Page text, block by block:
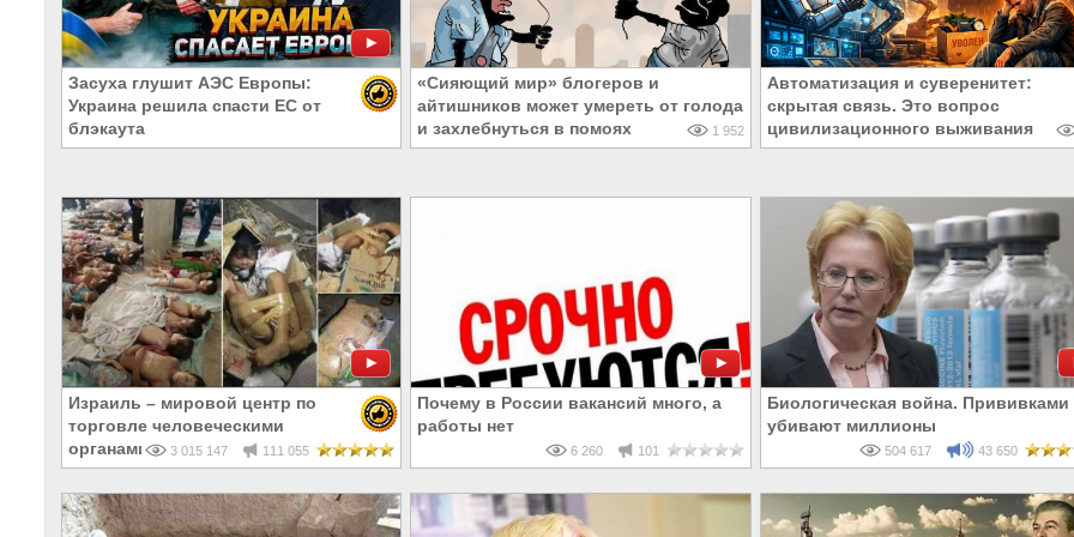
Засуха глушит АЭС Европы:
Украина решила спасти ЕС от
блэкаута
«Сияющий мир» блогеров и
айтишников может умереть от голода
и захлебнуться в помоях
1 952
Автоматизация и суверенитет:
скрытая связь. Это вопрос
цивилизационного выживания
Израиль – мировой центр по
торговле человеческими
органами
3 015 147 111 055
Почему в России вакансий много, а
работы нет
6 260 101
Биологическая война. Прививками
убивают миллионы
504 617 43 650